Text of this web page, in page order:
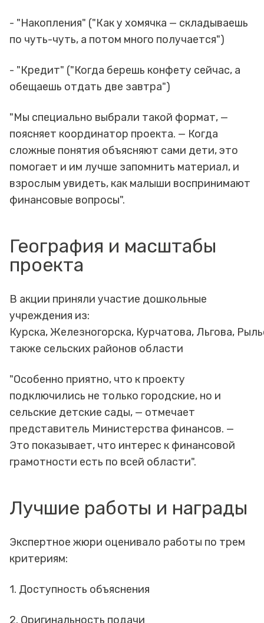
- "Накопления" ("Как у хомячка — складываешь
по чуть-чуть, а потом много получается")
- "Кредит" ("Когда берешь конфету сейчас, а
обещаешь отдать две завтра")
"Мы специально выбрали такой формат, —
поясняет координатор проекта. — Когда
сложные понятия объясняют сами дети, это
помогает и им лучше запомнить материал, и
взрослым увидеть, как малыши воспринимают
финансовые вопросы".
География и масштабы
проекта
В акции приняли участие дошкольные
учреждения из:
Курска, Железногорска, Курчатова, Льгова,
также сельских районов области
"Особенно приятно, что к проекту
подключились не только городские, но и
сельские детские сады, — отмечает
представитель Министерства финансов. —
Это показывает, что интерес к финансовой
грамотности есть по всей области".
Лучшие работы и награды
Экспертное жюри оценивало работы по трем
критериям:
1. Доступность объяснения
2. Оригинальность подачи